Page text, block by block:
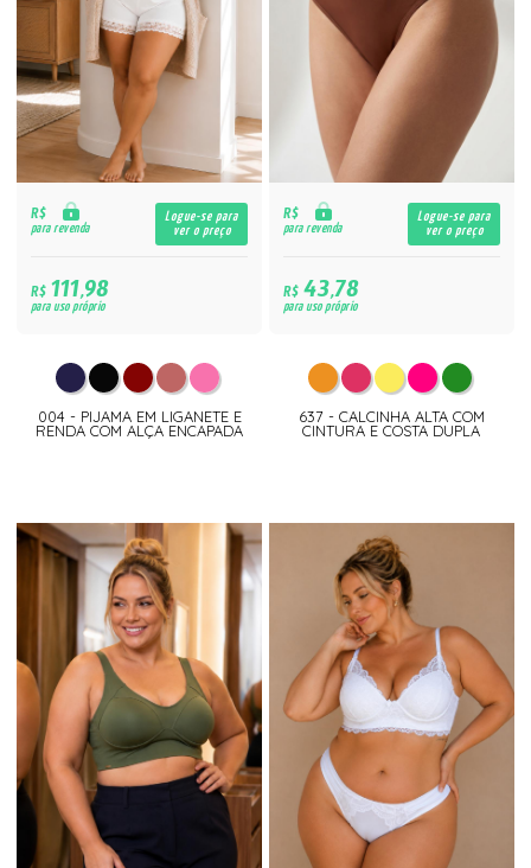
R$
para revenda
Logue-se para
ver o preço
R$111,98
para uso próprio
004 - PIJAMA EM LIGANETE E
RENDA COM ALÇA ENCAPADA
R$
para revenda
Logue-se para
ver o preço
R$43,78
para uso próprio
637 - CALCINHA ALTA COM
CINTURA E COSTA DUPLA